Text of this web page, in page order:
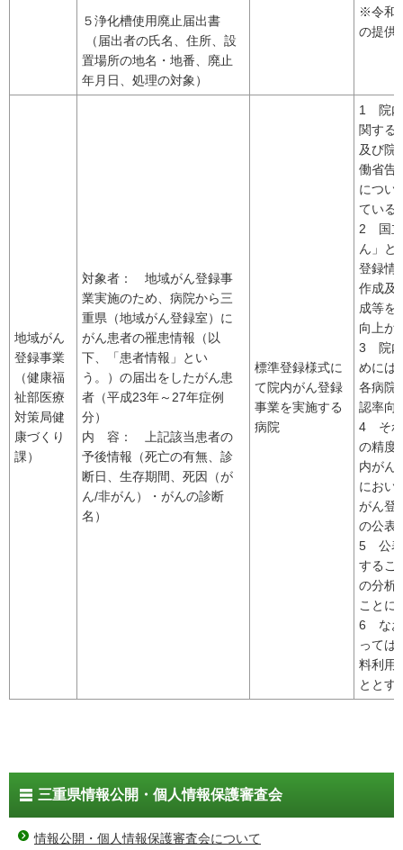
５浄化槽使用廃止届出書
（届出者の氏名、住所、設
置場所の地名・地番、廃止
年月日、処理の対象）
※令和
の提供
地域がん
登録事業
（健康福
祉部医療
対策局健
康づくり
課）
対象者： 地域がん登録事
業実施のため、病院から三
重県（地域がん登録室）に
がん患者の罹患情報（以
下、「患者情報」とい
う。）の届出をしたがん患
者（平成23年～27年症例
分）
内 容： 上記該当患者の
予後情報（死亡の有無、診
断日、生存期間、死因（が
ん/非がん）・がんの診断
名）
標準登録様式に
て院内がん登録
事業を実施する
病院
1 院内
関する
及び院
働省告
につい
ている
2 国立
ん」と
登録情
作成及
成等を
向上が
3 院内
めには
各病院
認率向
4 それ
の精度
内がん
におい
がん登
の公表
5 公表
するこ
の分析
ことに
6 なお
っては
料利用
ととす
三重県情報公開・個人情報保護審査会
情報公開・個人情報保護審査会について